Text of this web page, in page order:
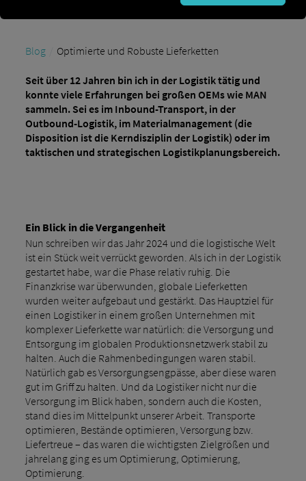
Blog Optimierte und Robuste Lieferketten
Seit über 12 Jahren bin ich in der Logistik tätig und
konnte viele Erfahrungen bei großen OEMs wie MAN
sammeln. Sei es im Inbound-Transport, in der
Outbound-Logistik, im Materialmanagement (die
Disposition ist die Kerndisziplin der Logistik) oder im
taktischen und strategischen Logistikplanungsbereich.
Ein Blick in die Vergangenheit
Nun schreiben wir das Jahr 2024 und die logistische Welt
ist ein Stück weit verrückt geworden. Als ich in der Logistik
gestartet habe, war die Phase relativ ruhig. Die
Finanzkrise war überwunden, globale Lieferketten
wurden weiter aufgebaut und gestärkt. Das Hauptziel für
einen Logistiker in einem großen Unternehmen mit
komplexer Lieferkette war natürlich: die Versorgung und
Entsorgung im globalen Produktionsnetzwerk stabil zu
halten. Auch die Rahmenbedingungen waren stabil.
Natürlich gab es Versorgungsengpässe, aber diese waren
gut im Griff zu halten. Und da Logistiker nicht nur die
Versorgung im Blick haben, sondern auch die Kosten,
stand dies im Mittelpunkt unserer Arbeit. Transporte
optimieren, Bestände optimieren, Versorgung bzw.
Liefertreue – das waren die wichtigsten Zielgrößen und
jahrelang ging es um Optimierung, Optimierung,
Optimierung.